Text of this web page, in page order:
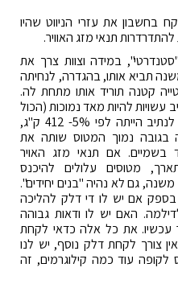
בחשבון את עזרי הניווט שהיו
תנאי מזג האוויר.
במידה וצוות צרך את
תביא אותו, בהגדרה, לנחיתה
קטנה תוריד אותו מתחת לה.
עשויות להיות מאד נמוכות (הכול
יחסי, אני יודע). בטיסה זו הרזרבה לנתיב הייתה לפי 5%- 412 ק"ג,
ל-3%. בהמתנה בגובה נמוך המטוס שותה את
אם תנאי מזג האויר
מטוסים עלולים להיכנס
גם לא נהיה "בנים יחידים".
בספק אם יש לו די דלק להליכה
האם יש לו ודאות גבוהה
עכשיו. את כל אלה כדאי לקחת
צורך לקחת דלק נוסף, יש לנו
לקופה עוד כמה קילוגרמים, זה